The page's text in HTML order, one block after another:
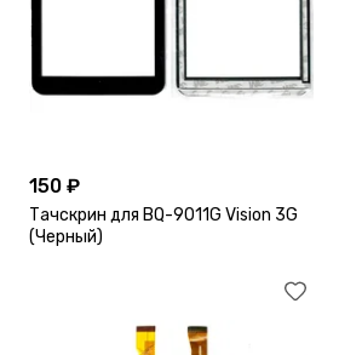
150 ₽
Тачскрин для BQ-9011G Vision 3G
(Черный)